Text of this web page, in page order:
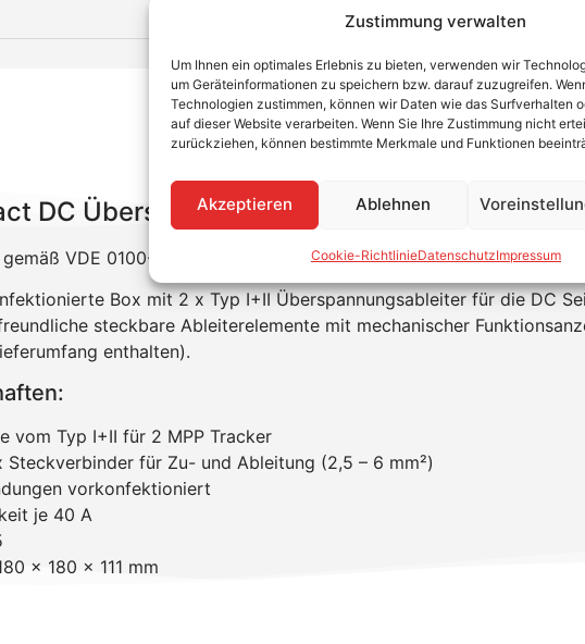
Zustimmung verwalten
Um Ihnen ein optimales Erlebnis zu bieten, verwenden wir
um Geräteinformationen zu speichern bzw. darauf zuzugreifen.
Technologien zustimmen, können wir Daten wie das Surfverhalten
auf dieser Website verarbeiten. Wenn Sie Ihre Zustimmung nicht
zurückziehen, können bestimmte Merkmale und Funktionen
Akzeptieren Ablehnen
Cookie-RichtlinieDatenschutzImpressum
+49
DC Überspannungsbox, Typ I+II für 2 MPP
VDE 0100-443 und 0100-534, Gebäude mit und ohne äußeren
Box mit 2 x Typ I+II Überspannungsableiter für die DC
steckbare Ableiterelemente mit mechanischer
enthalten).
vom Typ I+II für 2 MPP Tracker
Steckverbinder für Zu- und Ableitung (2,5 – 6 mm²)
vorkonfektioniert
je 40 A
x 180 x 111 mm